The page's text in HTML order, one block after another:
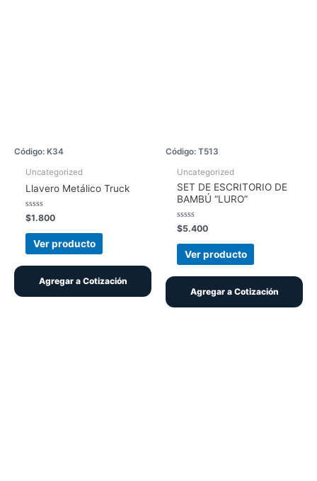
Código: K34
Uncategorized
Llavero Metálico Truck
Valorado
con
0
de
$1.800
Ver producto
Agregar a Cotización
Código: T513
Uncategorized
SET DE ESCRITORIO DE
BAMBÚ “LURO”
Valorado
con
0
de
$5.400
Ver producto
Agregar a Cotización